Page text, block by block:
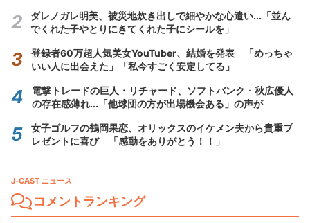
ダレノガレ明美、被災地炊き出しで細やかな心遣い...「並ん
でくれた子やとりにきてくれた子にシールを」
登録者60万超人気美女YouTuber、結婚を発表 「めっちゃ
いい人に出会えた」「私今すごく安定してる」
電撃トレードの巨人・リチャード、ソフトバンク・秋広優人
の存在感薄れ...「他球団の方が出場機会ある」の声が
女子ゴルフの鶴岡果恋、オリックスのイケメン夫から貴重プ
レゼントに喜び 「感動をありがとう！！」
J-CAST ニュース
コメントランキング